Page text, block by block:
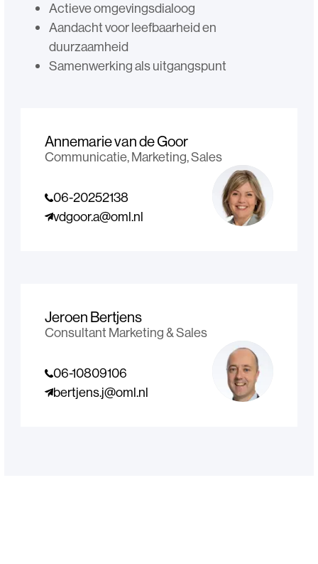
Actieve omgevingsdialoog
Aandacht voor leefbaarheid en
duurzaamheid
Samenwerking als uitgangspunt
Annemarie van de Goor
Communicatie, Marketing, Sales
06-20252138
vdgoor.a@oml.nl
Jeroen Bertjens
Consultant Marketing & Sales
06-10809106
bertjens.j@oml.nl